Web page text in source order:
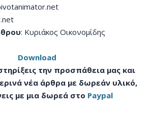
: Κυριάκος Οικονομίδης
Download
την προσπάθεια μας και
νέα άρθρα με δωρεάν υλικό,
με μια δωρεά στο Paypal